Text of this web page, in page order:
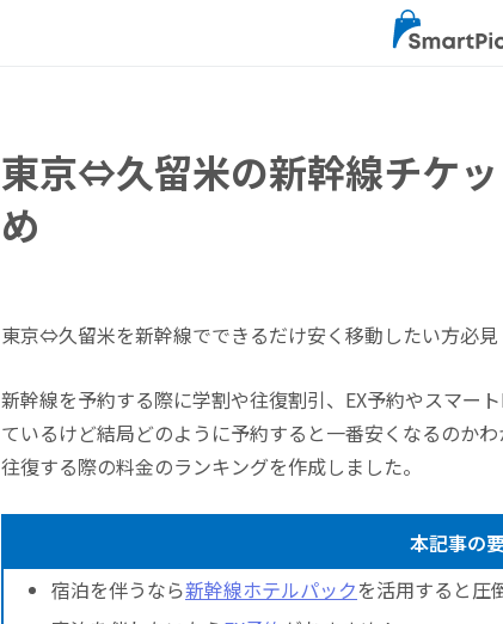
東京⇔久留米の新幹線チケ
め
東京⇔久留米を新幹線でできるだけ安く移動したい方必見
新幹線を予約する際に学割や往復割引、EX予約やスマー
ているけど結局どのように予約すると一番安くなるのか
往復する際の料金のランキングを作成しました。
本記事の
宿泊を伴うなら新幹線ホテルパックを活用すると圧